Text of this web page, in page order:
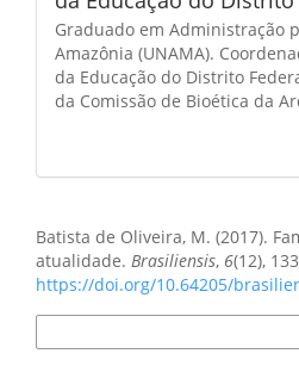
Graduado em Administração
Amazônia (UNAMA).
da Educação do Distrito
da Comissão de Bioética da
Batista de Oliveira, M. (2017).
atualidade. Brasiliensis, 6(12),
https://doi.org/10.64205/